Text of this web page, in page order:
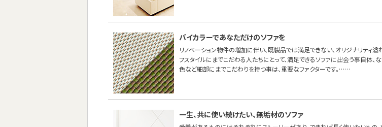
バイカラーであなただけのソファを
リノベーション物件の増加に伴い、既製品では満足できない、オリジナリティ溢
フスタイルにまでこだわる人たちにとって、満足できるソファに出会う事自体、
色など細部にまでこだわりを持つ事は、重要なファクターです。……
一生、共に使い続けたい、無垢材のソファ